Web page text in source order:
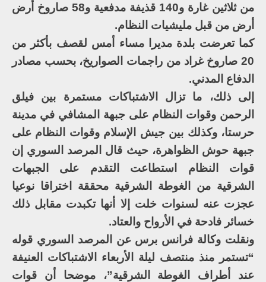
من ثلاثين غارة و140 قذيفة مدفعية و58 صاروخ أرض
أرض من قبل مليشيات النظام.
كما تعرضت بلدة مديرا مساء أمس لقصف بأكثر من
20 صاروخ غراد من راجمات الصواريخ، بحسب مصادر
الدفاع المدني.
إلى ذلك، ما تزال الاشتباكات مستمرة بين فيلق
الرحمن وقوات النظام على جبهة المشافي في مدينة
حرستا، وكذلك بين جيش الإسلام وقوات النظام على
جبهة حوش الظواهرة، حيث قال المرصد السوري إن
قوات النظام استطاعت التقدم على الجبهات
الشرقية من الغوطة الشرقية محققة اختراقا نوعيا
عجزت عنه لسنوات خلت إلا أنها تكبدت مقابل ذلك
خسائر فادحة في الأرواح والعتاد.
ونقلت وكالة فرانس برس عن المرصد السوري قوله
“تستمر منذ منتصف ليلة الأربعاء الاشتباكات العنيفة
عند أطراف الغوطة الشرقية”، موضحا أن قوات